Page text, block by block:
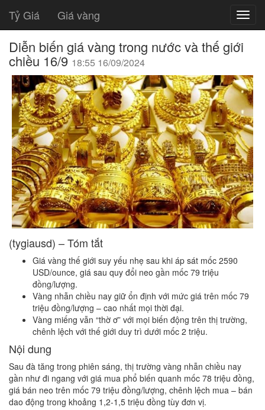
Tỷ Giá Giá vàng
Diễn biến giá vàng trong nước và thế giới
chiều 16/918:55 16/09/2024
(tygiausd) – Tóm tắt
Giá vàng thế giới suy yếu nhẹ sau khi áp sát mốc 2590
USD/ounce, giá sau quy đổi neo gần mốc 79 triệu
đồng/lượng.
Vàng nhẫn chiều nay giữ ổn định với mức giá trên mốc 79
triệu đồng/lượng – cao nhất mọi thời đại.
Vàng miếng vẫn “thờ ơ” với mọi biến động trên thị trường,
chênh lệch với thế giới duy trì dưới mốc 2 triệu.
Nội dung
Sau đà tăng trong phiên sáng, thị trường vàng nhẫn chiều nay
gần như đi ngang với giá mua phổ biến quanh mốc 78 triệu đồng,
giá bán neo trên mốc 79 triệu đồng/lượng, chênh lệch mua – bán
dao động trong khoảng 1,2-1,5 triệu đồng tùy đơn vị.